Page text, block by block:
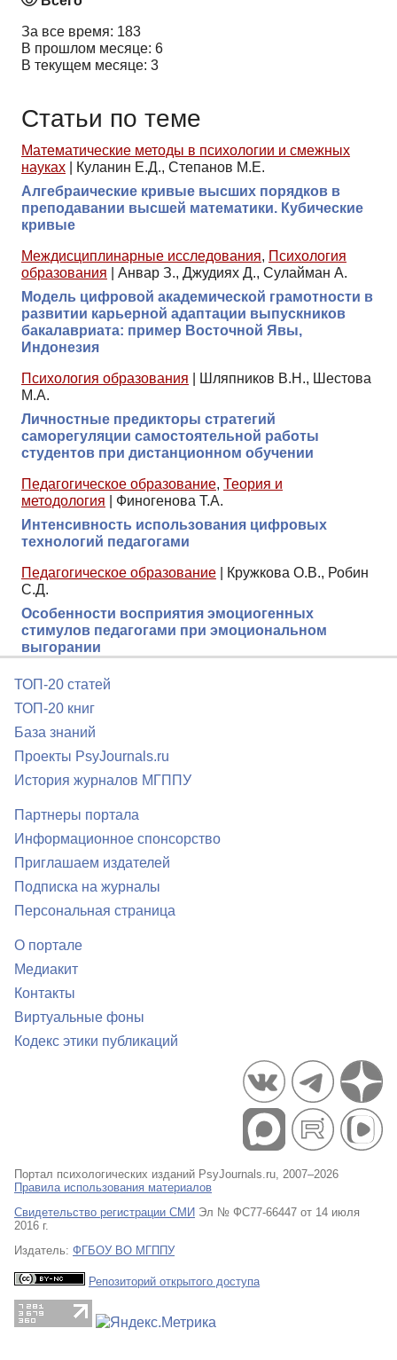
За все время: 183
В прошлом месяце: 6
В текущем месяце: 3
Статьи по теме
Математические методы в психологии и смежных
науках
Куланин Е.Д., Степанов М.Е.
Алгебраические кривые высших порядков в
преподавании высшей математики. Кубические
кривые
Междисциплинарные исследования, Психология
образования
Анвар З., Джудиях Д., Сулайман А.
Модель цифровой академической грамотности в
развитии карьерной адаптации выпускников
бакалавриата: пример Восточной Явы,
Индонезия
Психология образования
Шляпников В.Н., Шестова
М.А.
Личностные предикторы стратегий
саморегуляции самостоятельной работы
студентов при дистанционном обучении
Педагогическое образование, Теория и
методология
Финогенова Т.А.
Интенсивность использования цифровых
технологий педагогами
Педагогическое образование
Кружкова О.В., Робин
С.Д.
Особенности восприятия эмоциогенных
стимулов педагогами при эмоциональном
выгорании
ТОП-20 статей
ТОП-20 книг
База знаний
Проекты PsyJournals.ru
История журналов МГППУ
Партнеры портала
Информационное спонсорство
Приглашаем издателей
Подписка на журналы
Персональная страница
О портале
Медиакит
Контакты
Виртуальные фоны
Кодекс этики публикаций
Портал психологических изданий PsyJournals.ru, 2007–2026
Правила использования материалов
Свидетельство регистрации СМИ Эл № ФС77-66447 от 14 июля
2016 г.
Издатель: ФГБОУ ВО МГППУ
Репозиторий открытого доступа